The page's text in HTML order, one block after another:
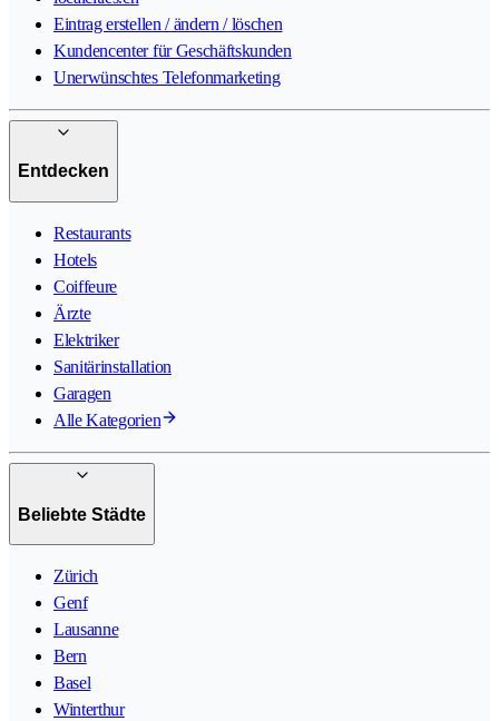
Eintrag erstellen / ändern / löschen
Kundencenter für Geschäftskunden
Unerwünschtes Telefonmarketing
Entdecken
Restaurants
Hotels
Coiffeure
Ärzte
Elektriker
Sanitärinstallation
Garagen
Alle Kategorien
Beliebte Städte
Zürich
Genf
Lausanne
Bern
Basel
Winterthur